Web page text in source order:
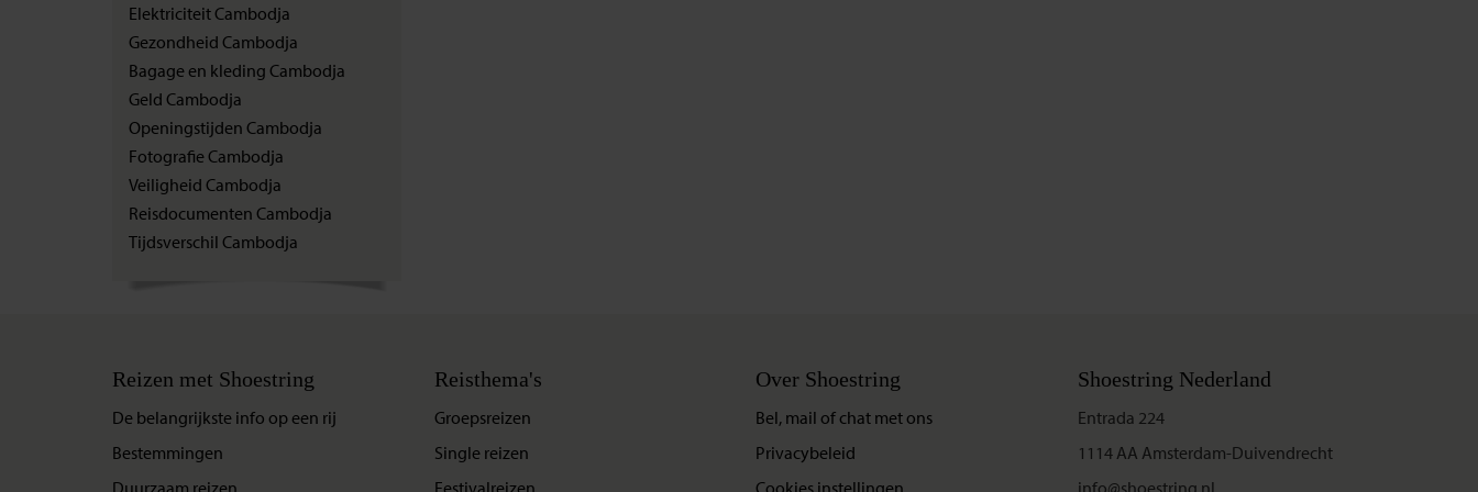
Elektriciteit Cambodja
Gezondheid Cambodja
Bagage en kleding Cambodja
Geld Cambodja
Openingstijden Cambodja
Fotografie Cambodja
Veiligheid Cambodja
Reisdocumenten Cambodja
Tijdsverschil Cambodja
Reizen met Shoestring
De belangrijkste info op een rij
Bestemmingen
Duurzaam reizen
Reisthema's
Groepsreizen
Single reizen
Festivalreizen
Over Shoestring
Bel, mail of chat met ons
Privacybeleid
Cookies instellingen
Shoestring Nederland
Entrada 224
1114 AA Amsterdam-Duivendrecht
info@shoestring.nl